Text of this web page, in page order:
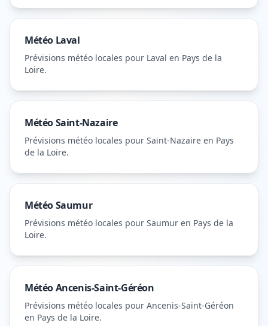
Météo Laval
Prévisions météo locales pour Laval en Pays de la
Loire.
MétéoSaint-Nazaire
Prévisions météo locales pour Saint-Nazaire en Pays
de la Loire.
MétéoSaumur
Prévisions météo locales pour Saumur en Pays de la
Loire.
MétéoAncenis-Saint-Géréon
Prévisions météo locales pour Ancenis-Saint-Géréon
en Pays de la Loire.